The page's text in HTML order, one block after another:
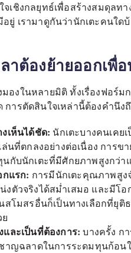
เชิงกลยุทธ์เพื่อสร้างสมดุลทา
ยู่ เรามาดูกันว่านักเตะคนใด
าต้องย้ายออกเพื่
องในหลายมิติ ทั้งเรื่องฟอร์
ารตัดสินใจเหล่านี้ต้องคำนึง
เห็นได้ชัด: นักเตะบางคนเคย
นที่ตกลงอย่างต่อเนื่อง การข
นกับนักเตะที่มีศักยภาพสูงกว่า
กแรก: การมีนักเตะคุณภาพสูง
งตัวจริงได้สม่ำเสมอ และมีโ
สโมสรอื่นก็เป็นทางเลือกที่ยุ
ละเป็นที่ต้องการ: บางครั้ง ก
าญฉลาดในการระดมทุนก้อน